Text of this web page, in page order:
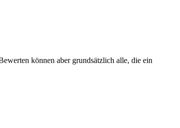
können aber grundsätzlich alle, die ein